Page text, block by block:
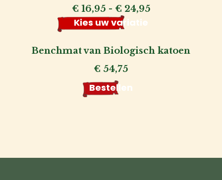
€ 16,95 - € 24,95Prijsklasse:
€ 24,95
Kies uw variatie
Benchmat van Biologisch katoen
€ 54,75
Bestellen